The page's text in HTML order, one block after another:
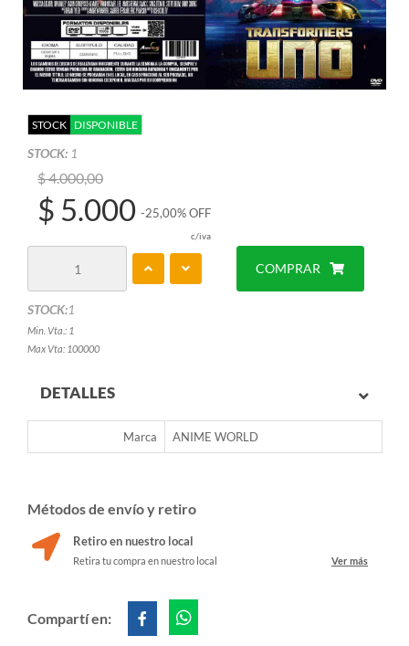
STOCK DISPONIBLE
STOCK: 1
$ 4.000,00
$ 5.000 -25,00% OFF
c/iva
STOCK:1
Min. Vta.: 1
Max Vta: 100000
COMPRAR
DETALLES
Marca ANIME WORLD
Métodos de envío y retiro
Retiro en nuestro local
Retira tu compra en nuestro local Ver más
Compartí en: